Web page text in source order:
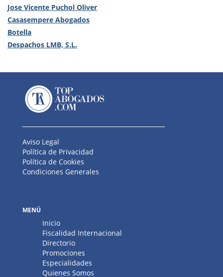
Jose Vicente Puchol Oliver
Casasempere Abogados
Botella
Despachos LMB, S.L.
Aviso Legal
Política de Privacidad
Política de Cookies
Condiciones Generales
MENÚ
Inicio
Fiscalidad Internacional
Directorio
Promociones
Especialidades
Quienes Somos